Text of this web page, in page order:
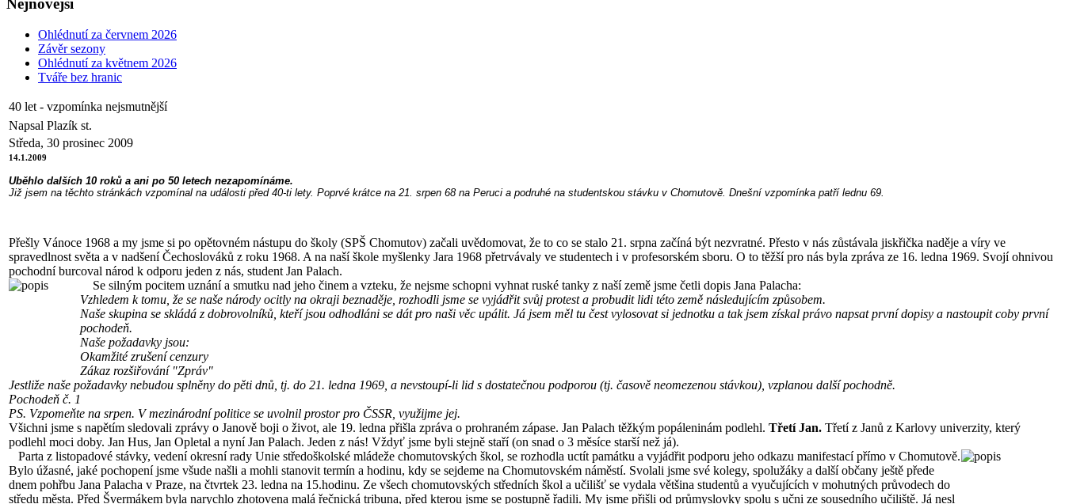
Nejnovější
Ohlédnutí za červnem 2026
Závěr sezony
Ohlédnutí za květnem 2026
Tváře bez hranic
40 let - vzpomínka nejsmutnější
Napsal Plazík st.
Středa, 30 prosinec 2009
14.1.2009
Uběhlo dalších 10 roků a ani po 50 letech nezapomínáme.
Již jsem na těchto stránkách vzpomínal na události před 40-ti lety. Poprvé krátce na 21. srpen 68 na Peruci a podruhé na studentskou stávku v Chomutově. Dnešní vzpomínka patří lednu 69.
Přešly Vánoce 1968 a my jsme si po opětovném nástupu do školy (SPŠ Chomutov) začali uvědomovat, že to co se stalo 21. srpna začíná být nezvratné. Přesto v nás zůstávala jiskřička naděje a víry ve
spravedlnost světa a v nadšení Čechoslováků z roku 1968. A na naší škole myšlenky Jara 1968 přetrvávaly ve studentech i v profesorském sboru. O to těžší pro nás byla zpráva ze 16. ledna 1969. Svojí ohnivou
pochodní burcoval národ k odporu jeden z nás, student Jan Palach.
Se silným pocitem uznání a smutku nad jeho činem a vzteku, že nejsme schopni vyhnat ruské tanky z naší země jsme četli dopis Jana Palacha:
Vzhledem k tomu, že se naše národy ocitly na okraji beznaděje, rozhodli jsme se vyjádřit svůj protest a probudit lidi této země následujícím způsobem.
Naše skupina se skládá z dobrovolníků, kteří jsou odhodláni se dát pro naši věc upálit. Já jsem měl tu čest vylosovat si jednotku a tak jsem získal právo napsat první dopisy a nastoupit coby první
pochodeň.
Naše požadavky jsou:
Okamžité zrušení cenzury
Zákaz rozšiřování "Zpráv"
Jestliže naše požadavky nebudou splněny do pěti dnů, tj. do 21. ledna 1969, a nevstoupí-li lid s dostatečnou podporou (tj. časově neomezenou stávkou), vzplanou další pochodně.
Pochodeň č. 1
PS. Vzpomeňte na srpen. V mezinárodní politice se uvolnil prostor pro ČSSR, využijme jej.
Všichni jsme s napětím sledovali zprávy o Janově boji o život, ale 19. ledna přišla zpráva o prohraném zápase. Jan Palach těžkým popáleninám podlehl. Třetí Jan. Třetí z Janů z Karlovy univerzity, který
podlehl moci doby. Jan Hus, Jan Opletal a nyní Jan Palach. Jeden z nás! Vždyť jsme byli stejně staří (on snad o 3 měsíce starší než já).
Parta z listopadové stávky, vedení okresní rady Unie středoškolské mládeže chomutovských škol, se rozhodla uctít památku a vyjádřit podporu jeho odkazu manifestací přímo v Chomutově.
Bylo úžasné, jaké pochopení jsme všude našli a mohli stanovit termín a hodinu, kdy se sejdeme na Chomutovském náměstí. Svolali jsme své kolegy, spolužáky a další občany ještě přede
dnem pohřbu Jana Palacha v Praze, na čtvrtek 23. ledna na 15.hodinu. Ze všech chomutovských středních škol a učilišť se vydala většina studentů a vyučujících v mohutných průvodech do
středu města. Před Švermákem byla narychlo zhotovena malá řečnická tribuna, před kterou jsme se postupně řadili. My jsme přišli od průmyslovky spolu s učni ze sousedního učiliště. Já nesl